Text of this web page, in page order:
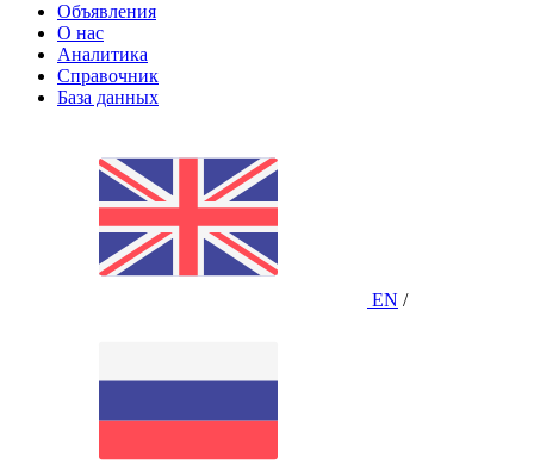
Объявления
О нас
Аналитика
Справочник
База данных
EN /